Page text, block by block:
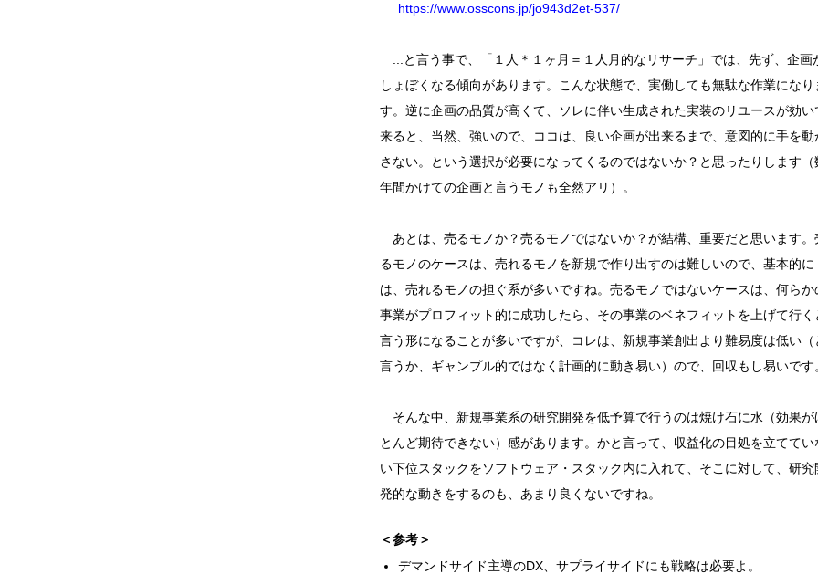
https://www.osscons.jp/jo943d2et-537/
...と言う事で、「１人＊１ヶ月＝１人月的なリサーチ」では、先ず、企画
しょぼくなる傾向があります。こんな状態で、実働しても無駄な作業になり
す。逆に企画の品質が高くて、ソレに伴い生成された実装のリユースが効い
来ると、当然、強いので、ココは、良い企画が出来るまで、意図的に手を動
さない。という選択が必要になってくるのではないか？と思ったりします（
年間かけての企画と言うモノも全然アリ）。
あとは、売るモノか？売るモノではないか？が結構、重要だと思います。
るモノのケースは、売れるモノを新規で作り出すのは難しいので、基本的に
は、売れるモノの担ぐ系が多いですね。売るモノではないケースは、何らか
事業がプロフィット的に成功したら、その事業のベネフィットを上げて行く
言う形になることが多いですが、コレは、新規事業創出より難易度は低い（
言うか、ギャンプル的ではなく計画的に動き易い）ので、回収もし易いです
そんな中、新規事業系の研究開発を低予算で行うのは焼け石に水（効果が
とんど期待できない）感があります。かと言って、収益化の目処を立ててい
い下位スタックをソフトウェア・スタック内に入れて、そこに対して、研究
発的な動きをするのも、あまり良くないですね。
＜参考＞
デマンドサイド主導のDX、サプライサイドにも戦略は必要よ。